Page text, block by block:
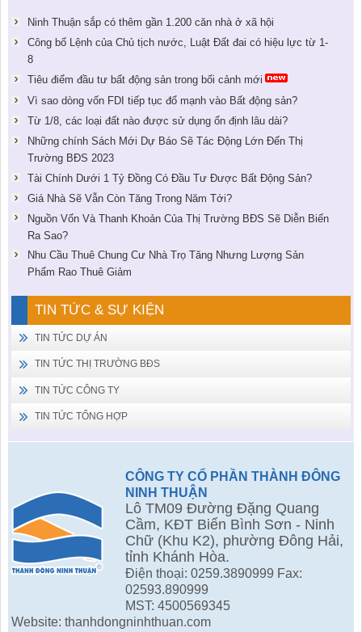
Ninh Thuận sắp có thêm gần 1.200 căn nhà ở xã hội
Công bố Lệnh của Chủ tịch nước, Luật Đất đai có hiệu lực từ 1-
8
Tiêu điểm đầu tư bất động sản trong bối cảnh mới
Vì sao dòng vốn FDI tiếp tục đổ mạnh vào Bất động sản?
Từ 1/8, các loại đất nào được sử dụng ổn định lâu dài?
Những chính Sách Mới Dự Báo Sẽ Tác Động Lớn Đến Thị
Trường BĐS 2023
Tài Chính Dưới 1 Tỷ Đồng Có Đầu Tư Được Bất Động Sản?
Giá Nhà Sẽ Vẫn Còn Tăng Trong Năm Tới?
Nguồn Vốn Và Thanh Khoản Của Thị Trường BĐS Sẽ Diễn Biến
Ra Sao?
Nhu Cầu Thuê Chung Cư Nhà Trọ Tăng Nhưng Lượng Sản
Phẩm Rao Thuê Giảm
TIN TỨC & SỰ KIỆN
TIN TỨC DỰ ÁN
TIN TỨC THỊ TRƯỜNG BĐS
TIN TỨC CÔNG TY
TIN TỨC TỔNG HỢP
CÔNG TY CỔ PHẦN THÀNH ĐÔNG
NINH THUẬN
Lô TM09 Đường Đặng Quang
Cầm, KĐT Biển Bình Sơn - Ninh
Chữ (Khu K2), phường Đông Hải,
tỉnh Khánh Hòa.
Điện thoại: 0259.3890999 Fax:
02593.890999
MST: 4500569345
Website: thanhdongninhthuan.com